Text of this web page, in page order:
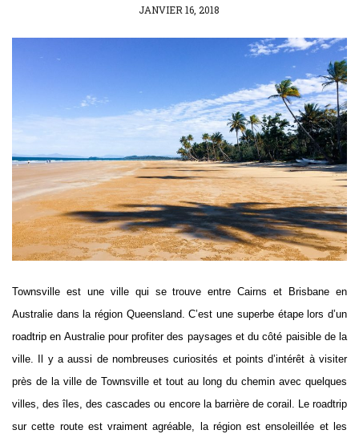
POSTED
JANVIER 16, 2018
Townsville est une ville qui se trouve entre Cairns et Brisbane en
Australie dans la région Queensland. C’est une superbe étape lors d’un
roadtrip en Australie pour profiter des paysages et du côté paisible de la
ville. Il y a aussi de nombreuses curiosités et points d’intérêt à visiter
près de la ville de Townsville et tout au long du chemin avec quelques
villes, des îles, des cascades ou encore la barrière de corail. Le roadtrip
sur cette route est vraiment agréable, la région est ensoleillée et les